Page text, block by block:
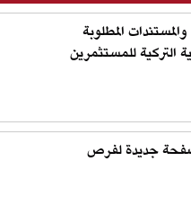
المطلوبة
للمستثمرين
جديدة لفرص